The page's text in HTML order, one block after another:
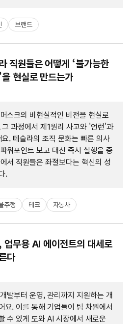
브랜드
직원들은 어떻게 ‘불가능한
을 현실로 만드는가
스크의 비현실적인 비전을 현실로
과정에서 제1원리 사고와 '언런'과
. 테슬라의 조직 문화는 빠른 의사
워포인트 보고 대신 즉시 실행을 중
서 직원들은 좌절보다는 혁신의 성
.
주행 테크 자동차
업무용 AI 에이전트의 대세로
다
발부터 운영, 관리까지 지원하는 개
요. 이를 통해 기업들이 팀 차원에서
수 있게 도와 AI 시장에서 새로운